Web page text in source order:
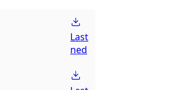
Last
ned